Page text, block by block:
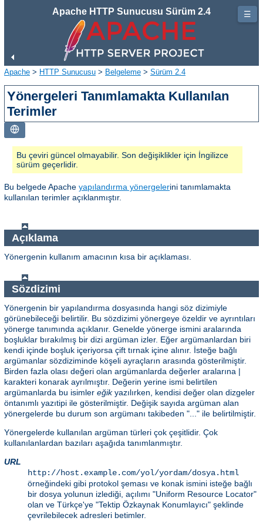
Apache HTTP Sunucusu Sürüm 2.4
Apache > HTTP Sunucusu > Belgeleme > Sürüm 2.4
Yönergeleri Tanımlamakta Kullanılan
Terimler
Bu çeviri güncel olmayabilir. Son değişiklikler için İngilizce
sürüm geçerlidir.
Bu belgede Apache yapılandırma yönergelerini tanımlamakta
kullanılan terimler açıklanmıştır.
Açıklama
Yönergenin kullanım amacının kısa bir açıklaması.
Sözdizimi
Yönergenin bir yapılandırma dosyasında hangi söz dizimiyle
görünebileceği belirtilir. Bu sözdizimi yönergeye özeldir ve ayrıntıları
yönerge tanımında açıklanır. Genelde yönerge ismini aralarında
boşluklar bırakılmış bir dizi argüman izler. Eğer argümanlardan biri
kendi içinde boşluk içeriyorsa çift tırnak içine alınır. İsteğe bağlı
argümanlar sözdiziminde köşeli ayraçların arasında gösterilmiştir.
Birden fazla olası değeri olan argümanlarda değerler aralarına |
karakteri konarak ayrılmıştır. Değerin yerine ismi belirtilen
argümanlarda bu isimler eğikyazılırken, kendisi değer olan dizgeler
öntanımlı yazıtipi ile gösterilmiştir. Değişik sayıda argüman alan
yönergelerde bu durum son argümanı takibeden "..." ile belirtilmiştir.
Yönergelerde kullanılan argüman türleri çok çeşitlidir. Çok
kullanılanlardan bazıları aşağıda tanımlanmıştır.
URL
http://host.example.com/yol/yordam/dosya.html
örneğindeki gibi protokol şeması ve konak ismini isteğe bağlı
bir dosya yolunun izlediği, açılımı "Uniform Resource Locator"
olan ve Türkçe'ye "Tektip Özkaynak Konumlayıcı" şeklinde
çevrilebilecek adresleri betimler.
☰